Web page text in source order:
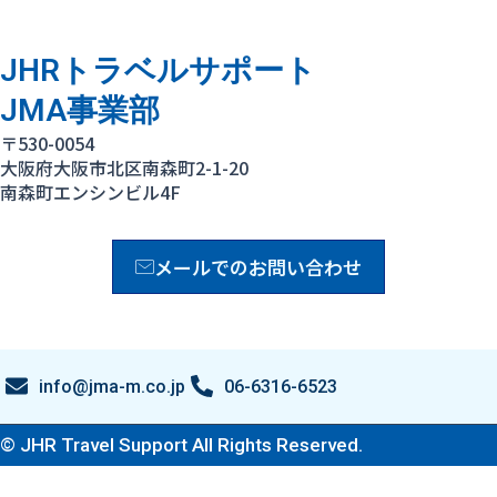
JHRトラベルサポート
JMA事業部
〒530-0054
大阪府大阪市北区南森町2-1-20
南森町エンシンビル4F
メールでのお問い合わせ
info@jma-m.co.jp 06-6316-6523
© JHR Travel Support All Rights Reserved.